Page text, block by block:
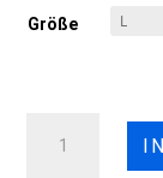
Größe
"Diamond